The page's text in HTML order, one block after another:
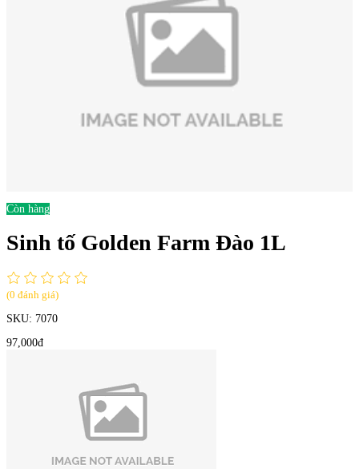
Còn hàng
Sinh tố Golden Farm Đào 1L
(0 đánh giá)
SKU: 7070
97,000đ